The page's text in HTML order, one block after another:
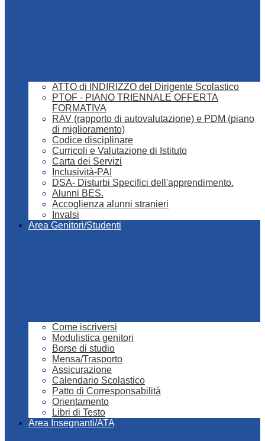
ATTO di INDIRIZZO del Dirigente Scolastico
PTOF - PIANO TRIENNALE OFFERTA
FORMATIVA
RAV (rapporto di autovalutazione) e PDM (piano
di miglioramento)
Codice disciplinare
Curricoli e Valutazione di Istituto
Carta dei Servizi
Inclusività-PAI
DSA- Disturbi Specifici dell'apprendimento.
Alunni BES.
Accoglienza alunni stranieri
Invalsi
Area Genitori/Studenti
Come iscriversi
Modulistica genitori
Borse di studio
Mensa/Trasporto
Assicurazione
Calendario Scolastico
Patto di Corresponsabilità
Orientamento
Libri di Testo
Area Insegnanti/ATA